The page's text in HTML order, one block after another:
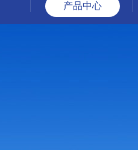
产品中心